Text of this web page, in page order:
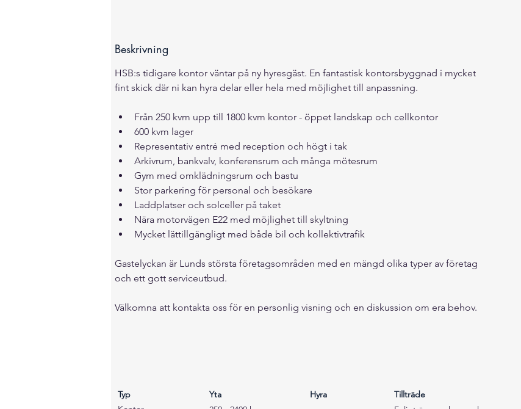
Beskrivning
HSB:s tidigare kontor väntar på ny hyresgäst. En fantastisk kontorsbyggnad i mycket
fint skick där ni kan hyra delar eller hela med möjlighet till anpassning.
Från 250 kvm upp till 1800 kvm kontor - öppet landskap och cellkontor
600 kvm lager
Representativ entré med reception och högt i tak
Arkivrum, bankvalv, konferensrum och många mötesrum
Gym med omklädningsrum och bastu
Stor parkering för personal och besökare
Laddplatser och solceller på taket
Nära motorvägen E22 med möjlighet till skyltning
Mycket lättillgängligt med både bil och kollektivtrafik
Gastelyckan är Lunds största företagsområden med en mängd olika typer av företag
och ett gott serviceutbud.
Välkomna att kontakta oss för en personlig visning och en diskussion om era behov.
Typ
Yta
Hyra
Tillträde